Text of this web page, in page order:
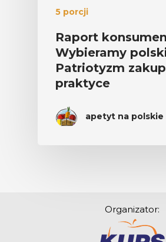
5 porcji
Raport
Wybieramy
Patriotyzm
praktyce
apetyt na polskie
Organizator: